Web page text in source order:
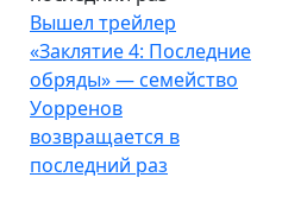
Вышел трейлер
«Заклятие 4: Последние
обряды» — семейство
Уорренов
возвращается в
последний раз